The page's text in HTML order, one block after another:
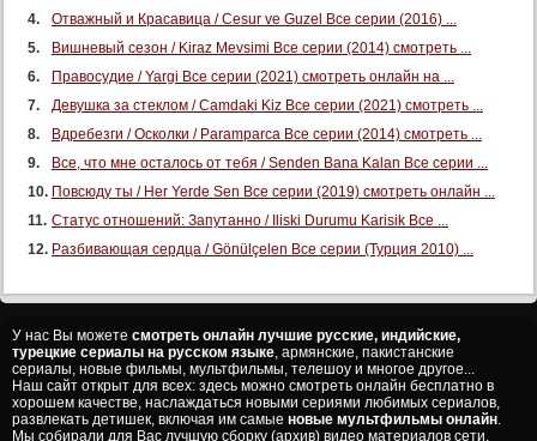
Отважный и Красавица / Cesur ve Guzel Все серии (2016) ...
Вишневый сезон / Kiraz Mevsimi Все серии (2014) смотреть ...
Правосудие / Yargi Все серии (2021) смотреть онлайн на ...
Девушка за стеклом / Camdaki Kiz Все серии (2021) смотреть ...
Вдребезги / Осколки / Paramparca Все серии (2014) смотреть ...
Все, что мне осталось от тебя / Senden Bana Kalan Все серии ...
Повсюду ты / Her Yerde Sen Все серии (2019) смотреть онлайн ...
Статус отношений: Запутанно / Iliski Durumu Karisik Все ...
Разбивающая сердца / Gönülçelen Все серии (Турция 2010) ...
У нас Вы можете смотреть онлайн лучшие русские, индийские,
турецкие сериалы на русском языке, армянские, пакистанские
сериалы, новые фильмы, мультфильмы, телешоу и многое другое...
Наш сайт открыт для всех: здесь можно смотреть онлайн бесплатно в
хорошем качестве, наслаждаться новыми сериями любимых сериалов,
развлекать детишек, включая им самые новые мультфильмы онлайн.
Мы собирали для Вас лучшую сборку (архив) видео материалов сети,